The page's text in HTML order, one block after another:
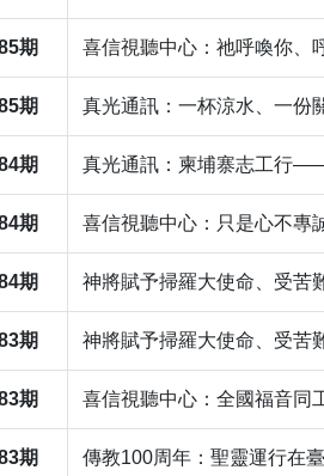
期 喜信視聽中心：祂呼喚你、
期 真光通訊：一杯涼水、一
期 真光通訊：柬埔寨志工行
期 喜信視聽中心：只是心不專
期 神將賦予掃羅大使命、受苦
期 神將賦予掃羅大使命、受苦
期 喜信視聽中心：全國福音同
期 傳教100周年：聖靈運行在